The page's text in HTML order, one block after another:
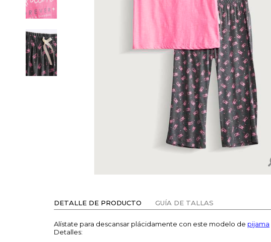
DETALLE DE PRODUCTO GUÍA DE TALLAS
Alístate para descansar plácidamente con este modelo de pijama
Detalles: